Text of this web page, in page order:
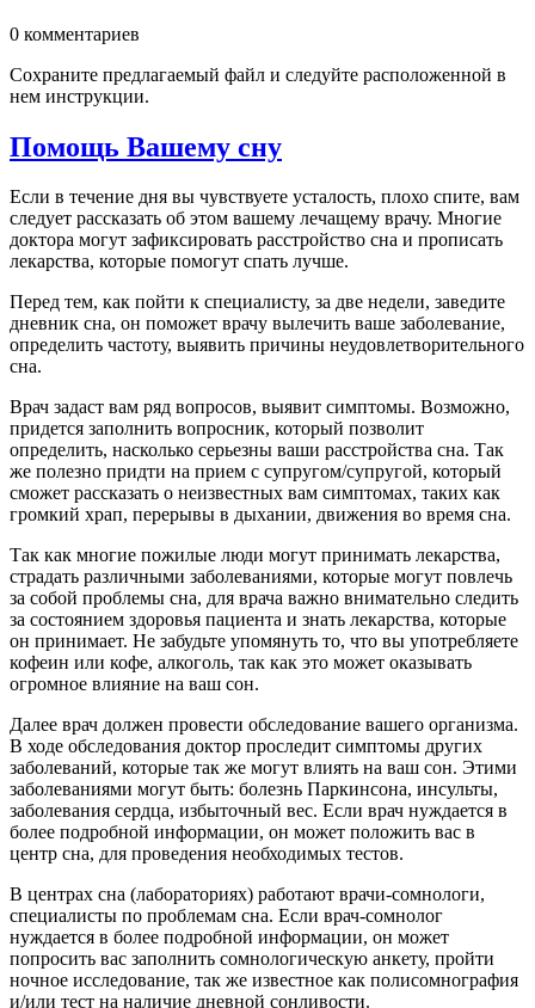
0 комментариев
Сохраните предлагаемый файл и следуйте расположенной в
нем инструкции.
Помощь Вашему сну
Если в течение дня вы чувствуете усталость, плохо спите, вам
следует рассказать об этом вашему лечащему врачу. Многие
доктора могут зафиксировать расстройство сна и прописать
лекарства, которые помогут спать лучше.
Перед тем, как пойти к специалисту, за две недели, заведите
дневник сна, он поможет врачу вылечить ваше заболевание,
определить частоту, выявить причины неудовлетворительного
сна.
Врач задаст вам ряд вопросов, выявит симптомы. Возможно,
придется заполнить вопросник, который позволит
определить, насколько серьезны ваши расстройства сна. Так
же полезно придти на прием с супругом/супругой, который
сможет рассказать о неизвестных вам симптомах, таких как
громкий храп, перерывы в дыхании, движения во время сна.
Так как многие пожилые люди могут принимать лекарства,
страдать различными заболеваниями, которые могут повлечь
за собой проблемы сна, для врача важно внимательно следить
за состоянием здоровья пациента и знать лекарства, которые
он принимает. Не забудьте упомянуть то, что вы употребляете
кофеин или кофе, алкоголь, так как это может оказывать
огромное влияние на ваш сон.
Далее врач должен провести обследование вашего организма.
В ходе обследования доктор проследит симптомы других
заболеваний, которые так же могут влиять на ваш сон. Этими
заболеваниями могут быть: болезнь Паркинсона, инсульты,
заболевания сердца, избыточный вес. Если врач нуждается в
более подробной информации, он может положить вас в
центр сна, для проведения необходимых тестов.
В центрах сна (лабораториях) работают врачи-сомнологи,
специалисты по проблемам сна. Если врач-сомнолог
нуждается в более подробной информации, он может
попросить вас заполнить сомнологическую анкету, пройти
ночное исследование, так же известное как полисомнография
и/или тест на наличие дневной сонливости.